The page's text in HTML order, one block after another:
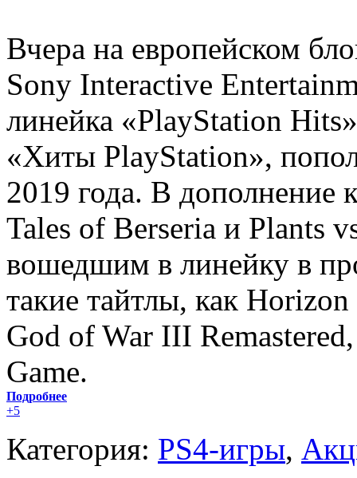
Вчера на европейском
Sony Interactive
линейка «PlayStation
«Хиты PlayStation»,
2019 года. В дополнение
Tales of Berseria и Plants
вошедшим в линейку в
такие тайтлы, как
God of War III
Game.
Подробнее
+5
Категория: PS4-игры,